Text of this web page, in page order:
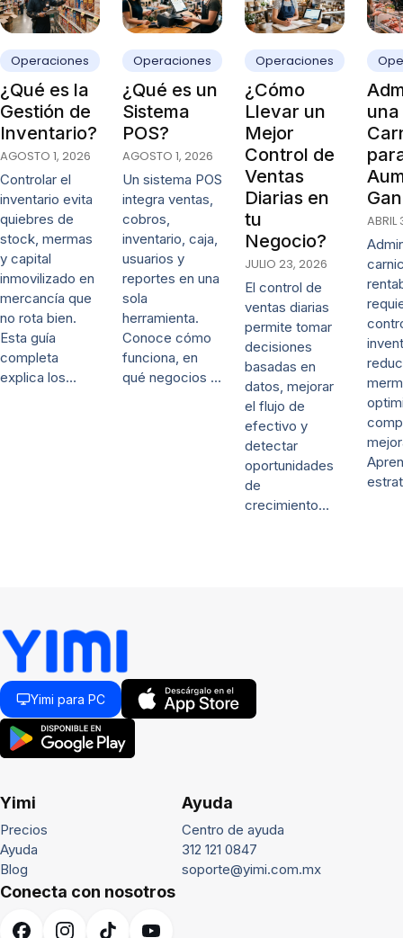
Operaciones
¿Qué es la
Gestión de
Inventario?
AGOSTO 1, 2026
Controlar el
inventario evita
quiebres de
stock, mermas
y capital
inmovilizado en
mercancía que
no rota bien.
Esta guía
completa
explica los…
Operaciones
¿Qué es un
Sistema
POS?
AGOSTO 1, 2026
Un sistema POS
integra ventas,
cobros,
inventario, caja,
usuarios y
reportes en una
sola
herramienta.
Conoce cómo
funciona, en
qué negocios …
Operaciones
¿Cómo
Llevar un
Mejor
Control de
Ventas
Diarias en
tu
Negocio?
JULIO 23, 2026
El control de
ventas diarias
permite tomar
decisiones
basadas en
datos, mejorar
el flujo de
efectivo y
detectar
oportunidades
de
crecimiento…
una
Yimi para PC
Yimi
Precios
Ayuda
Blog
Ayuda
Centro de ayuda
312 121 0847
soporte@yimi.com.mx
Conecta con nosotros